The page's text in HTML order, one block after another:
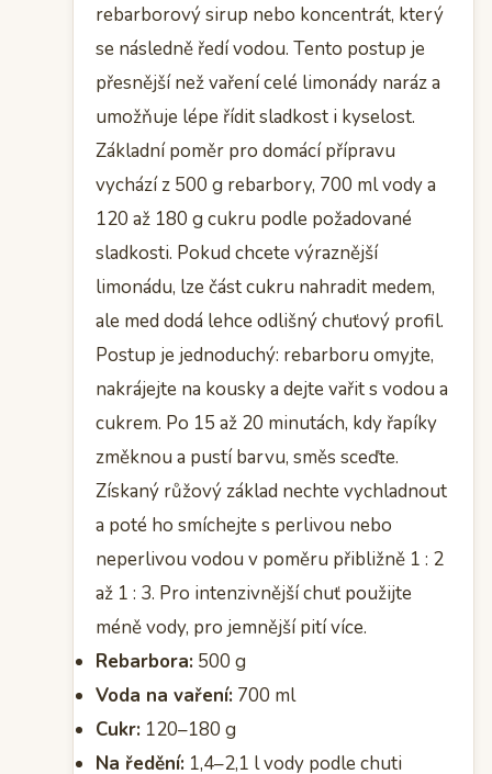
rebarborový sirup nebo koncentrát, který
se následně ředí vodou. Tento postup je
přesnější než vaření celé limonády naráz a
umožňuje lépe řídit sladkost i kyselost.
Základní poměr pro domácí přípravu
vychází z 500 g rebarbory, 700 ml vody a
120 až 180 g cukru podle požadované
sladkosti. Pokud chcete výraznější
limonádu, lze část cukru nahradit medem,
ale med dodá lehce odlišný chuťový profil.
Postup je jednoduchý: rebarboru omyjte,
nakrájejte na kousky a dejte vařit s vodou a
cukrem. Po 15 až 20 minutách, kdy řapíky
změknou a pustí barvu, směs sceďte.
Získaný růžový základ nechte vychladnout
a poté ho smíchejte s perlivou nebo
neperlivou vodou v poměru přibližně 1 : 2
až 1 : 3. Pro intenzivnější chuť použijte
méně vody, pro jemnější pití více.
Rebarbora: 500 g
Voda na vaření: 700 ml
Cukr: 120–180 g
Na ředění: 1,4–2,1 l vody podle chuti